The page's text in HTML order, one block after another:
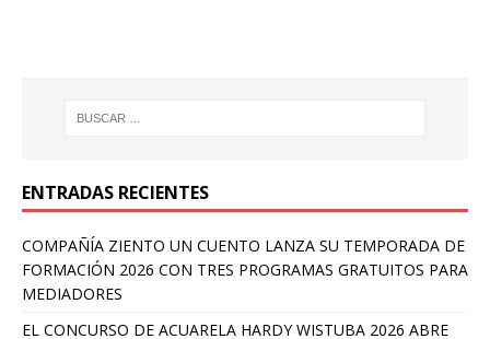
ENTRADAS RECIENTES
COMPAÑÍA ZIENTO UN CUENTO LANZA SU TEMPORADA DE
FORMACIÓN 2026 CON TRES PROGRAMAS GRATUITOS PARA
MEDIADORES
EL CONCURSO DE ACUARELA HARDY WISTUBA 2026 ABRE